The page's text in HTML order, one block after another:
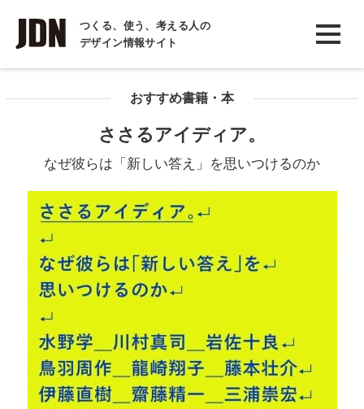
つくる、使う、考える人の
デザイン情報サイト
INTERVIEW
インタビュー
COLUMN
おすすめ書籍・本
ささるアイディア。
なぜ彼らは「新しい答え」を思いつけるのか